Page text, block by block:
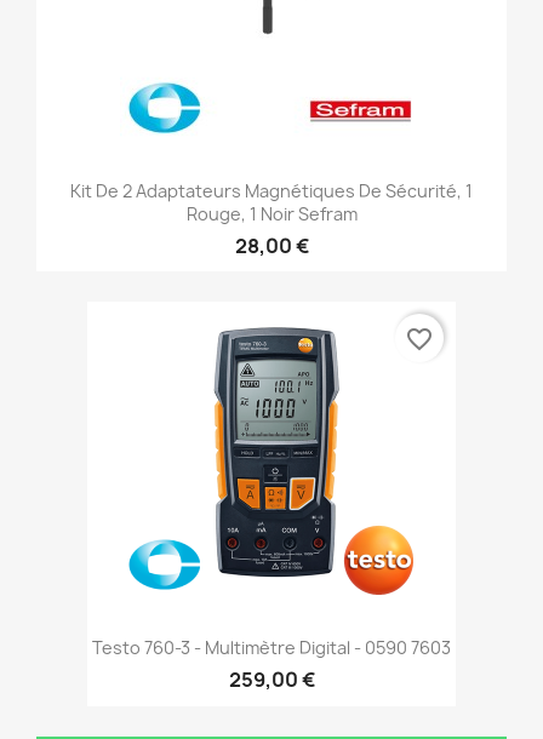
Kit De 2 Adaptateurs Magnétiques De Sécurité, 1
Rouge, 1 Noir Sefram
28,00 €
Testo 760-3 - Multimètre Digital - 0590 7603
259,00 €
favorite_border